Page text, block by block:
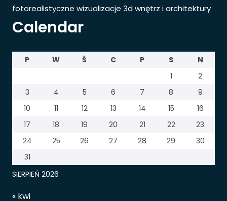
fotorealistyczne wizualizacje 3d wnętrz i architektury
Calendar
SIERPIEŃ 2026
P W Ś C P S
N
1
2
3
4 5 6 7 8
9
10
11 12 13 14 15
16
17
18 19 20 21 22
23
24
25 26 27 28 29
30
31
« kwi